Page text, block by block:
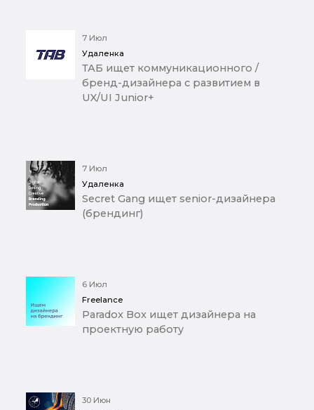
7 Июл
Удаленка
ТАБ ищет коммуникационного /
бренд-дизайнера с развитием в
UX/UI Junior+
7 Июл
Удаленка
Secret Gang ищет senior-дизайнера
(брендинг)
6 Июл
Freelance
Paradox Box ищет дизайнера на
проектную работу
30 Июн